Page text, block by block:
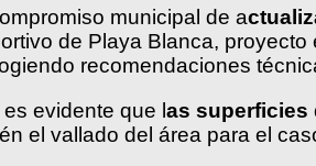
municipal de a
de Playa Blanca,
recomendaciones
evidente que l as superficies
el vallado del área para el